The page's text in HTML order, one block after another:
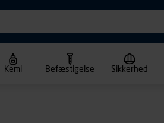
Kemi Befæstigelse Sikkerhed